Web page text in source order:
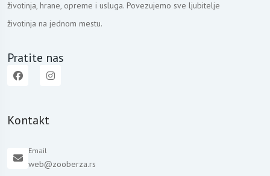
životinja, hrane, opreme i usluga. Povezujemo sve ljubitelje
životinja na jednom mestu.
Pratite nas
Kontakt
Email
web@zooberza.rs